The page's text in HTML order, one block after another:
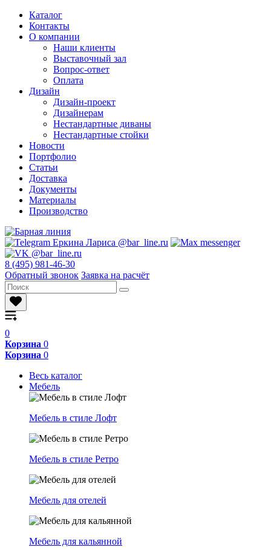
Каталог
Контакты
О компании
Наши клиенты
Выставочный зал
Вопрос-ответ
Оплата
Дизайн
Дизайн-проект
Дизайнерам
Нестандартные диваны
Нестандартные стойки
Новости
Портфолио
Статьи
Доставка
Документы
Материалы
Производство
8 (495) 981-46-30
Обратный звонок Заявка на расчёт
0
Корзина 0
Корзина 0
Весь каталог
Мебель
Мебель в стиле Лофт
Мебель в стиле Ретро
Мебель для отелей
Мебель для кальянной